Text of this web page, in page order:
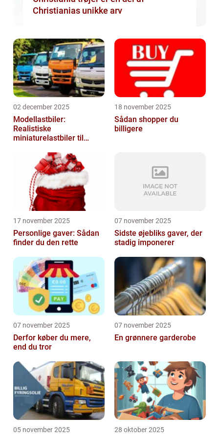
Christianias unikke arv
02 december 2025
Modellastbiler:
Realistiske
miniaturelastbiler til
18 november 2025
Sådan shopper du
billigere
17 november 2025
Personlige gaver: Sådan
finder du den rette
07 november 2025
Sidste øjebliks gaver, der
stadig imponerer
07 november 2025
Derfor køber du mere,
end du tror
07 november 2025
En grønnere garderobe
05 november 2025 28 oktober 2025